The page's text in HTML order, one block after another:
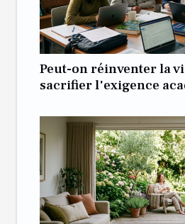
Peut-on réinventer la
sacrifier l'exigence